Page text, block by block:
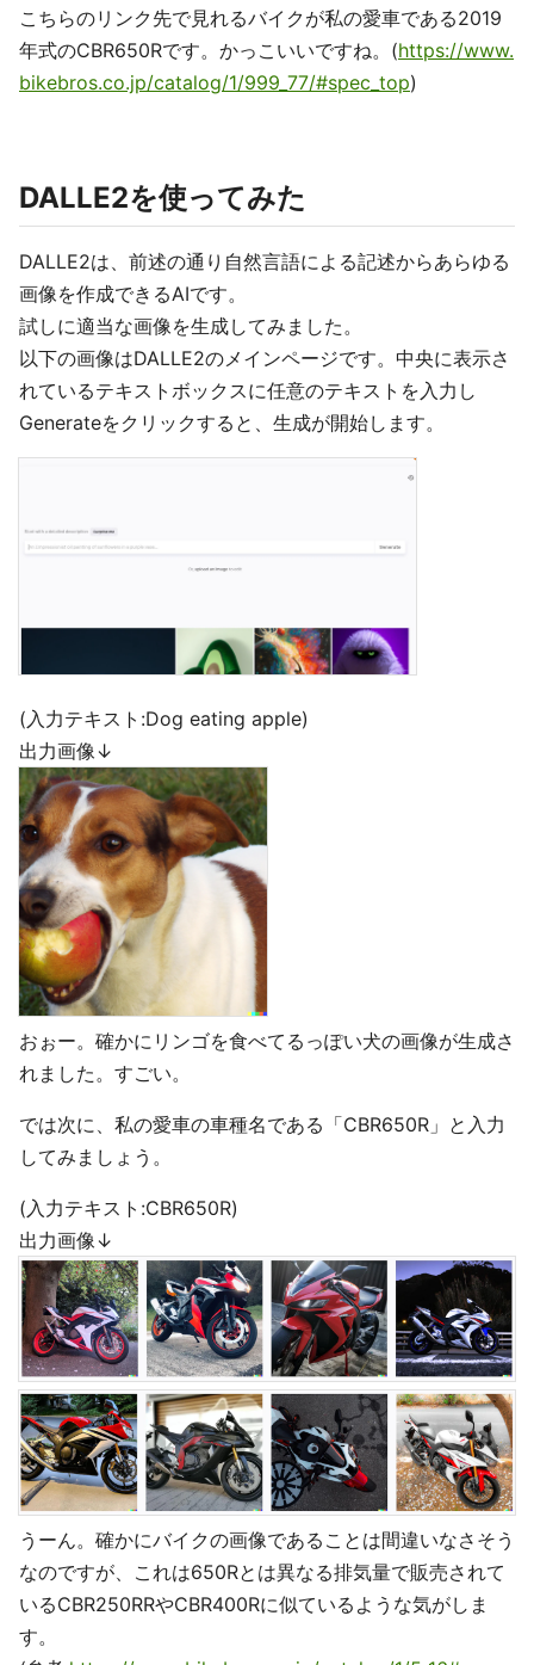
こちらのリンク先で見れるバイクが私の愛車である2019
年式のCBR650Rです。かっこいいですね。(https://www.
bikebros.co.jp/catalog/1/999_77/#spec_top)
DALLE2を使ってみた
DALLE2は、前述の通り自然言語による記述からあらゆる
画像を作成できるAIです。
試しに適当な画像を生成してみました。
以下の画像はDALLE2のメインページです。中央に表示さ
れているテキストボックスに任意のテキストを入力し
Generateをクリックすると、生成が開始します。
(入力テキスト:Dog eating apple)
出力画像↓
おぉー。確かにリンゴを食べてるっぽい犬の画像が生成さ
れました。すごい。
では次に、私の愛車の車種名である「CBR650R」と入力
してみましょう。
(入力テキスト:CBR650R)
出力画像↓
うーん。確かにバイクの画像であることは間違いなさそう
なのですが、これは650Rとは異なる排気量で販売されて
いるCBR250RRやCBR400Rに似ているような気がしま
す。